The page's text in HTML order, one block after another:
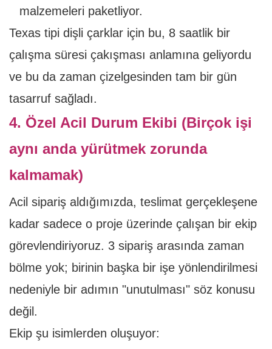
malzemeleri paketliyor.
Texas tipi dişli çarklar için bu, 8 saatlik bir
çalışma süresi çakışması anlamına geliyordu
ve bu da zaman çizelgesinden tam bir gün
tasarruf sağladı.
4. Özel Acil Durum Ekibi (Birçok işi
aynı anda yürütmek zorunda
kalmamak)
Acil sipariş aldığımızda, teslimat gerçekleşene
kadar sadece o proje üzerinde çalışan bir ekip
görevlendiriyoruz. 3 sipariş arasında zaman
bölme yok; birinin başka bir işe yönlendirilmesi
nedeniyle bir adımın "unutulması" söz konusu
değil.
Ekip şu isimlerden oluşuyor: